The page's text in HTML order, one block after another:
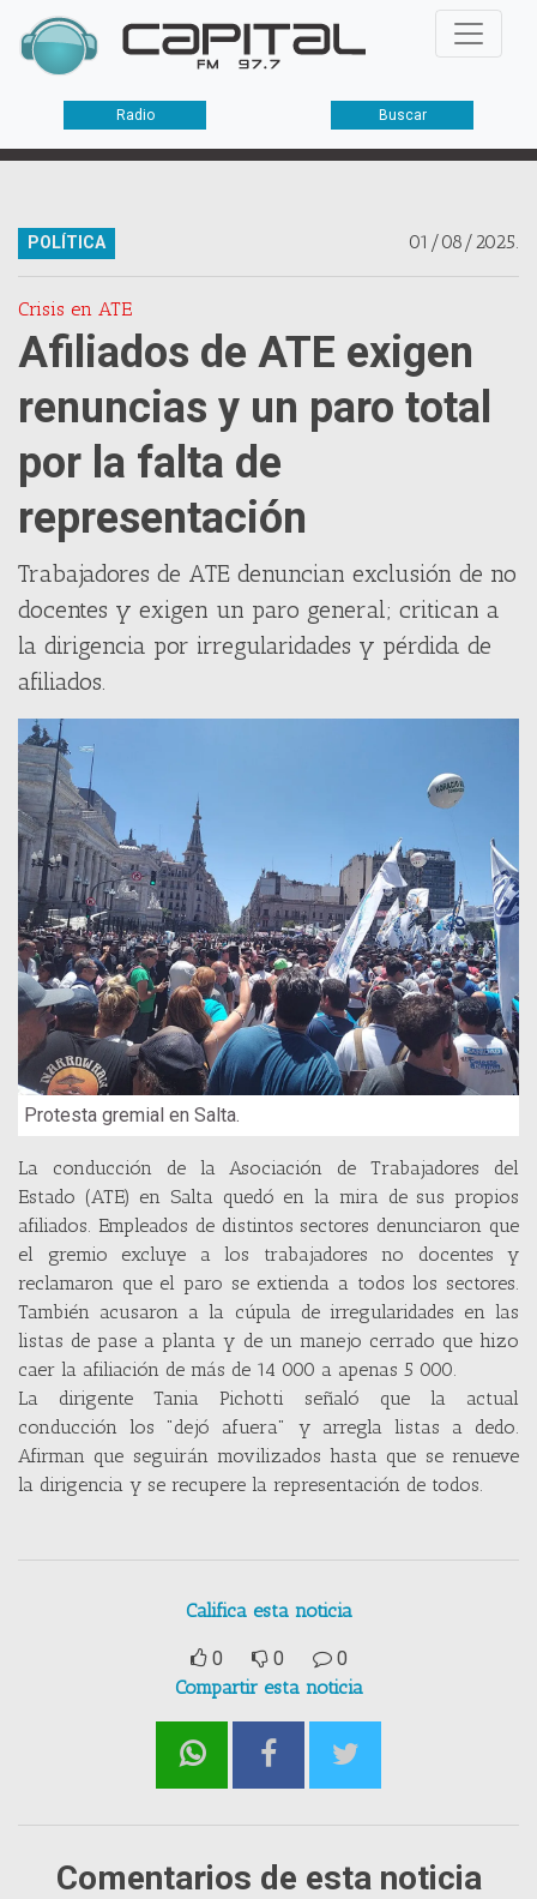
Radio Buscar
01/08/2025.
POLÍTICA
Crisis en ATE
Afiliados de ATE exigen
renuncias y un paro total
por la falta de
representación
Trabajadores de ATE denuncian exclusión de no
docentes y exigen un paro general; critican a
la dirigencia por irregularidades y pérdida de
afiliados.
Protesta gremial en Salta.
La conducción de la Asociación de Trabajadores del
Estado (ATE) en Salta quedó en la mira de sus propios
afiliados. Empleados de distintos sectores denunciaron que
el gremio excluye a los trabajadores no docentes y
reclamaron que el paro se extienda a todos los sectores.
También acusaron a la cúpula de irregularidades en las
listas de pase a planta y de un manejo cerrado que hizo
caer la afiliación de más de 14 000 a apenas 5 000.
La dirigente Tania Pichotti señaló que la actual
conducción los "dejó afuera" y arregla listas a dedo.
Afirman que seguirán movilizados hasta que se renueve
la dirigencia y se recupere la representación de todos.
Califica esta noticia
0 0
0
Compartir esta noticia
Comentarios de esta noticia